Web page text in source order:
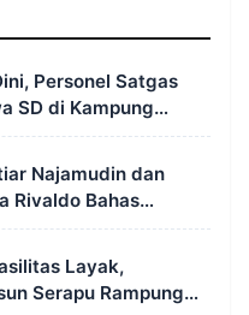
Personel Satgas
SD di Kampung
Najamudin dan
Rivaldo Bahas
Layak,
Serapu Rampung